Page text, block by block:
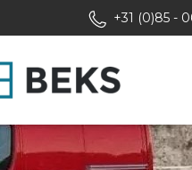
+31 (0)85 -